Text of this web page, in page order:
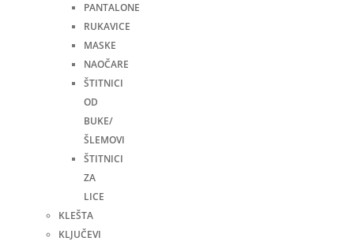
PANTALONE
RUKAVICE
MASKE
NAOČARE
ŠTITNICI
OD
BUKE/
ŠLEMOVI
ŠTITNICI
ZA
LICE
KLEŠTA
KLJUČEVI